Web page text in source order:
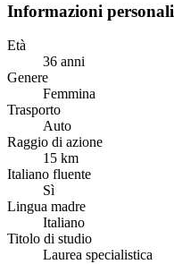
Informazioni personali
Età
36 anni
Genere
Femmina
Trasporto
Auto
Raggio di azione
15 km
Italiano fluente
Sì
Lingua madre
Italiano
Titolo di studio
Laurea specialistica